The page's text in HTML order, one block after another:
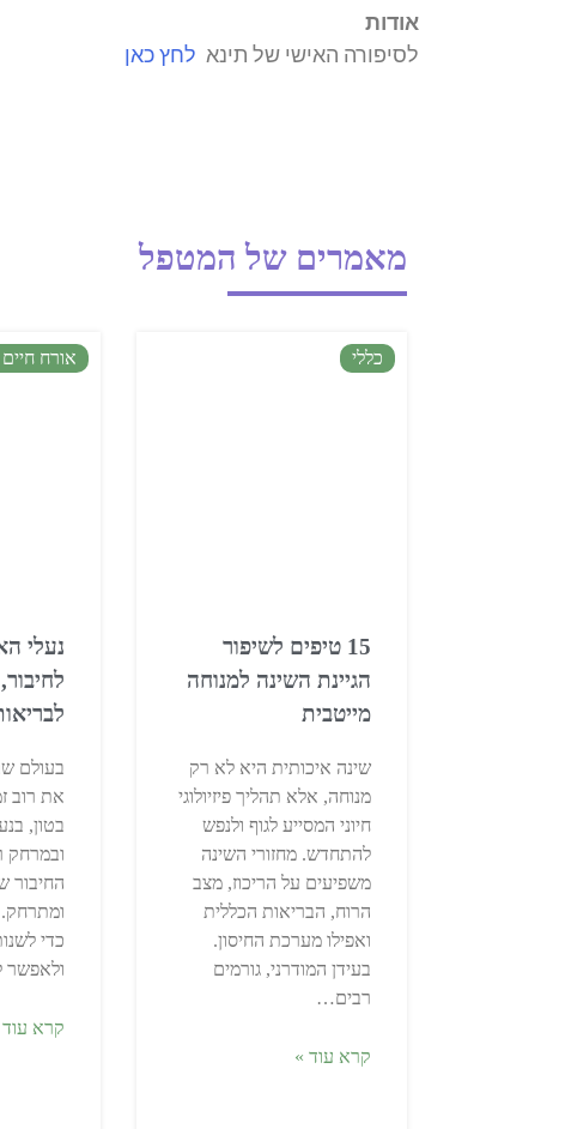
אודות
לסיפורה האישי של תינא לחץ כאן
מאמרים של המטפל
כללי
15 טיפים לשיפור
הגיינת השינה למנוחה
מייטבית
שינה איכותית היא לא רק
מנוחה, אלא תהליך פיזיולוגי
חיוני המסייע לגוף ולנפש
להתחדש. מחזורי השינה
משפיעים על הריכוז, מצב
הרוח, הבריאות הכללית
ואפילו מערכת החיסון.
בעידן המודרני, גורמים
רבים…
קרא עוד »
אורח
נעלי
בעולם
את רוב
בטון,
ובמרחק
החיבור
ומתרחק.
כדי
ולאפשר
קרא